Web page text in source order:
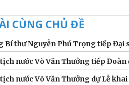
CÙNG CHỦ ĐỀ
Bí thư Nguyễn Phú Trọng tiếp Đại
tịch nước Võ Văn Thưởng tiếp
nước Võ Văn Thưởng dự Lễ